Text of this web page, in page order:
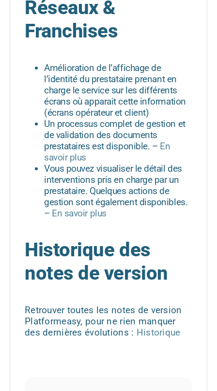
Réseaux &
Franchises
Amélioration de l’affichage de
l’identité du prestataire prenant en
charge le service sur les différents
écrans où apparait cette information
(écrans opérateur et client)
Un processus complet de gestion et
de validation des documents
prestataires est disponible. – En
savoir plus
Vous pouvez visualiser le détail des
interventions pris en charge par un
prestataire. Quelques actions de
gestion sont également disponibles.
– En savoir plus
Historique des
notes de version
Retrouver toutes les notes de version
Platformeasy, pour ne rien manquer
des dernières évolutions : Historique